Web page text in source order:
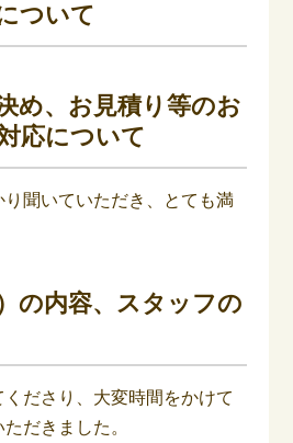
ついて
め、お見積り等のお
応について
聞いていただき、とても満
の内容、スタッフの
ださり、大変時間をかけて
だきました。